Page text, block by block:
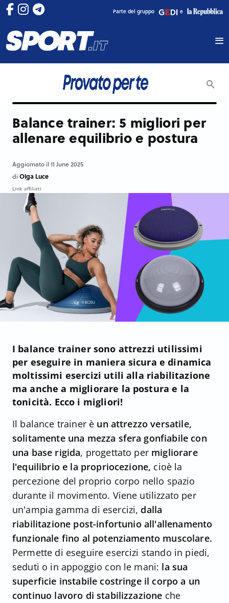
Parte del gruppo e
Balance trainer: 5 migliori per
allenare equilibrio e postura
Aggiornato il 11 June 2025
diOlga Luce
Link affiliati
I balance trainer sono attrezzi utilissimi
per eseguire in maniera sicura e dinamica
moltissimi esercizi utili alla riabilitazione
ma anche a migliorare la postura e la
tonicità. Ecco i migliori!
Il balance trainer è un attrezzo versatile,
solitamente una mezza sfera gonfiabile con
una base rigida, progettato per migliorare
l'equilibrio e la propriocezione, cioè la
percezione del proprio corpo nello spazio
durante il movimento. Viene utilizzato per
un'ampia gamma di esercizi, dalla
riabilitazione post-infortunio all'allenamento
funzionale fino al potenziamento muscolare.
Permette di eseguire esercizi stando in piedi,
seduti o in appoggio con le mani: la sua
superficie instabile costringe il corpo a un
continuo lavoro di stabilizzazione che